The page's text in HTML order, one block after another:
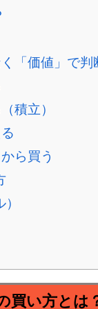
「価値」で判
積立）
ら買う
買い方とは